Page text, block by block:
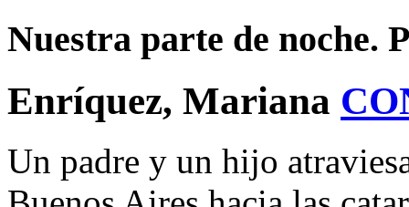
Nuestra parte de noche.
Enríquez, Mariana
Un padre y un hijo